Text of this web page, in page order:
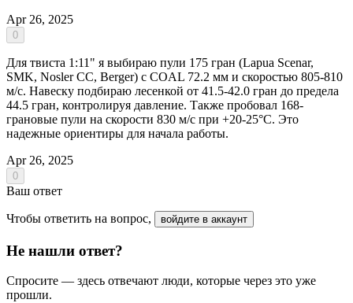
Apr 26, 2025
0
Для твиста 1:11" я выбираю пули 175 гран (Lapua Scenar,
SMK, Nosler CC, Berger) с COAL 72.2 мм и скоростью 805-810
м/с. Навеску подбираю лесенкой от 41.5-42.0 гран до предела
44.5 гран, контролируя давление. Также пробовал 168-
грановые пули на скорости 830 м/с при +20-25°C. Это
надежные ориентиры для начала работы.
Apr 26, 2025
0
Ваш ответ
Чтобы ответить на вопрос, войдите в аккаунт
Не нашли ответ?
Спросите — здесь отвечают люди, которые через это уже
прошли.